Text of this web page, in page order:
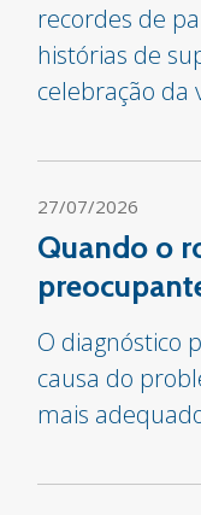
recordes de
histórias de
celebração da
27/07/2026
Quando o
O diagnóstico
causa do
mais